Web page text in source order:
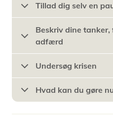
Tillad dig selv en
Beskriv dine tanker,
adfærd
Undersøg krisen
Hvad kan du gøre